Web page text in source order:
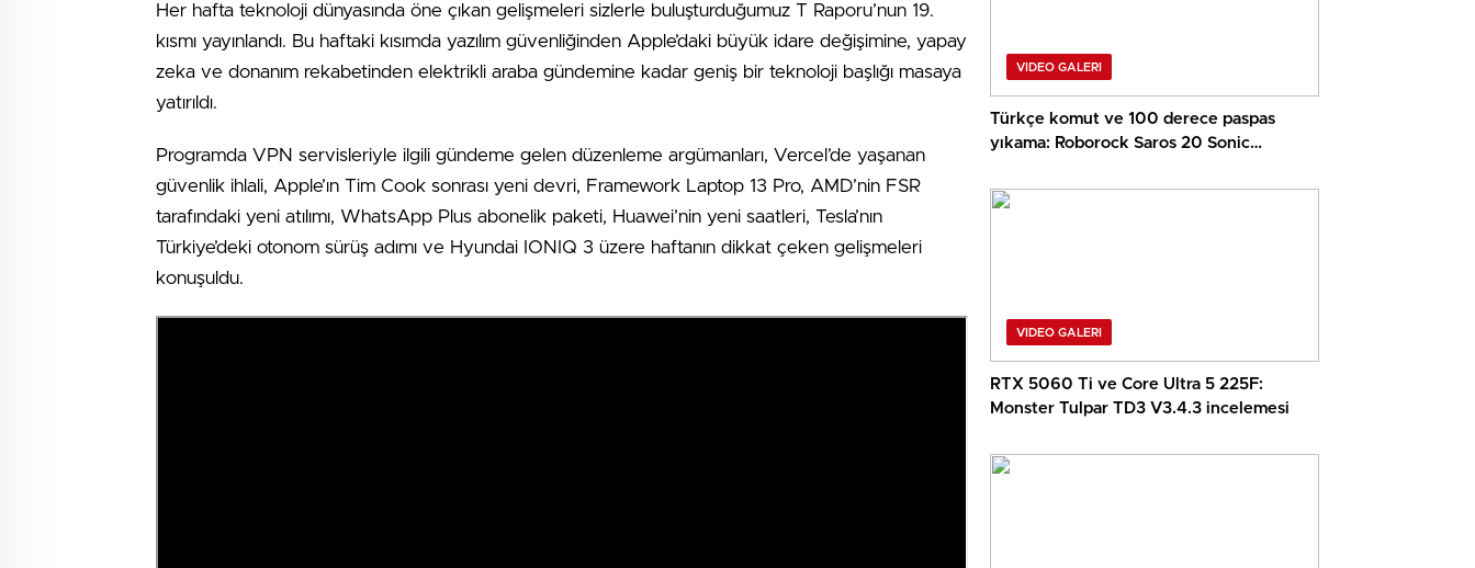
Her hafta teknoloji dünyasında öne çıkan gelişmeleri sizlerle buluşturduğumuz T Raporu’nun 19.
kısmı yayınlandı. Bu haftaki kısımda yazılım güvenliğinden Apple’daki büyük idare değişimine, yapay
zeka ve donanım rekabetinden elektrikli araba gündemine kadar geniş bir teknoloji başlığı masaya
yatırıldı.
Programda VPN servisleriyle ilgili gündeme gelen düzenleme argümanları, Vercel’de yaşanan
güvenlik ihlali, Apple’ın Tim Cook sonrası yeni devri, Framework Laptop 13 Pro, AMD’nin FSR
tarafındaki yeni atılımı, WhatsApp Plus abonelik paketi, Huawei’nin yeni saatleri, Tesla’nın
Türkiye’deki otonom sürüş adımı ve Hyundai IONIQ 3 üzere haftanın dikkat çeken gelişmeleri
konuşuldu.
VIDEO GALERI
Türkçe komut ve 100 derece paspas
yıkama: Roborock Saros 20 Sonic
VIDEO GALERI
RTX 5060 Ti ve Core Ultra 5 225F:
Monster Tulpar TD3 V3.4.3 incelemesi